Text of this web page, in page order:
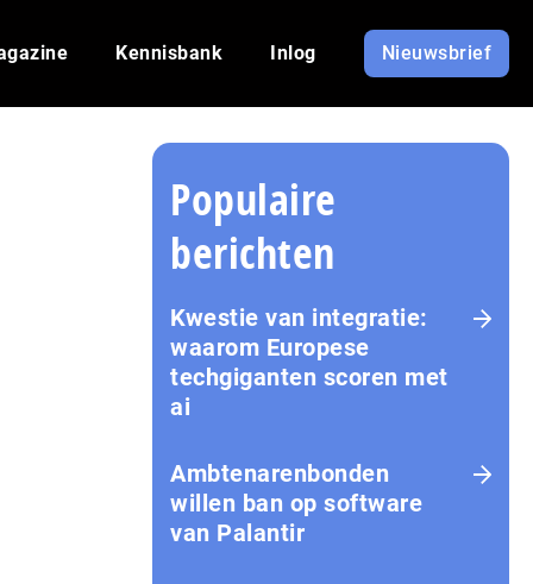
Kennisbank Inlog Nieuwsbrief
Populaire
berichten
Kwestie van integratie:
waarom Europese
techgiganten scoren met
ai
Amb­te­na­ren­bon­den
willen ban op software
van Palantir